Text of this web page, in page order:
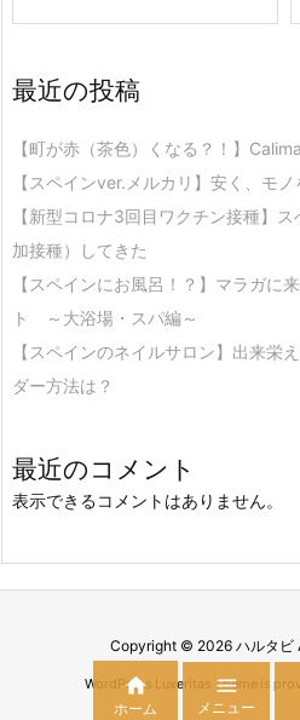
最近の投稿
【町が赤（茶色）くなる？！】
【スペインver.メルカリ】安く、モ
【新型コロナ3回目ワクチン接種】
加接種）してきた
【スペインにお風呂！？】マラガに
ト ～大浴場・スパ編～
【スペインのネイルサロン】出来栄
ダー方法は？
最近のコメント
表示できるコメントはありません。
Copyright © 2026 ハルタビ
WordPress Luxeritas Theme is

ホーム

メニュー